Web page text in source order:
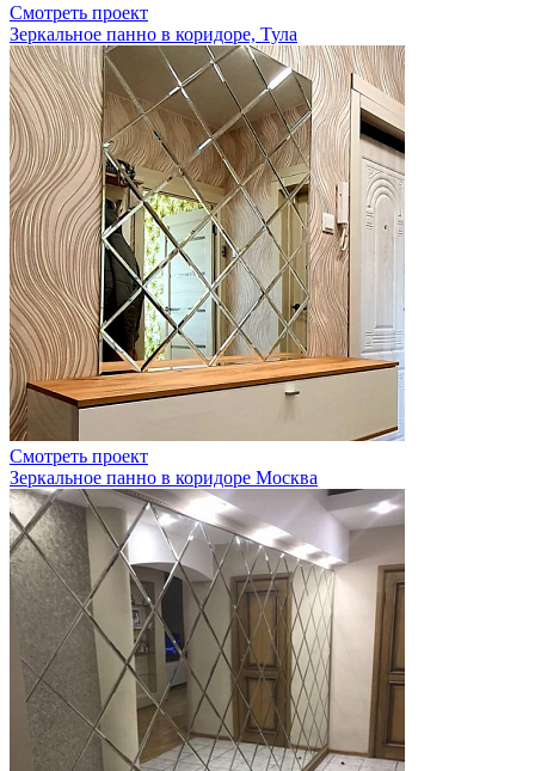
Смотреть проект
Зеркальное панно в коридоре, Тула
Смотреть проект
Зеркальное панно в коридоре Москва